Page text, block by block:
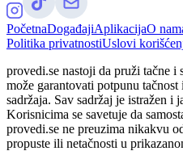
PočetnaDogađajiAplikacijaO
Politika privatnostiUslovi
provedi.se nastoji da pruži tačne
može garantovati potpunu
sadržaja. Sav sadržaj je istražen i
Korisnicima se savetuje da
provedi.se ne preuzima nikakvu
propuste ili netačnosti u